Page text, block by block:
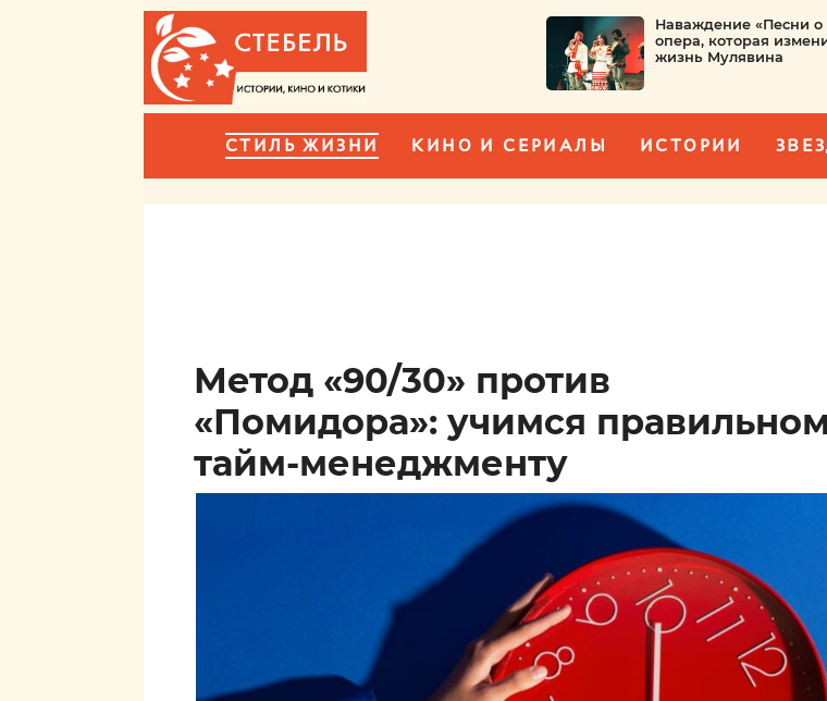
Наваждение «Песни о
опера, которая
жизнь Мулявина
СТИЛЬ ЖИЗНИ КИНО И СЕРИАЛЫ ИСТОРИИ
Метод «90/30» против
«Помидора»: учимся
тайм-менеджменту